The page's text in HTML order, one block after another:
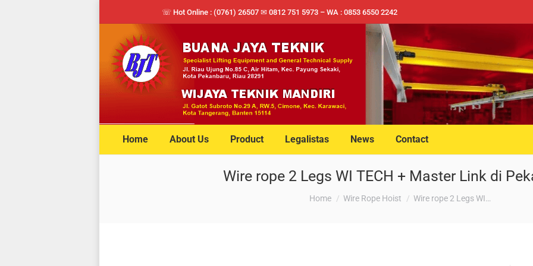
☏ Hot Online : (0761) 26507 ✉ 0812 751 5973 – WA : 0853 6550 2242
Home About Us Product Legalistas News Contact
Wire rope 2 Legs WI TECH + Master Link di
Home Wire Rope Hoist Wire rope 2 Legs WI…